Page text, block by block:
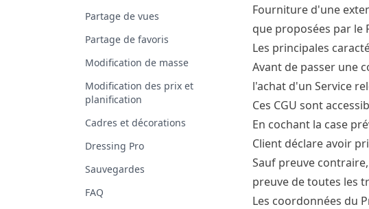
Partage de vues
Partage de favoris
Modification de masse
Modification des prix et
planification
Cadres et décorations
Dressing Pro
Sauvegardes
FAQ
Fourniture d'une
que proposées par le
Les principales
Avant de passer une
l'achat d'un Service
Ces CGU sont
En cochant la case
Client déclare avoir
Sauf preuve
preuve de toutes les
Les coordonnées du